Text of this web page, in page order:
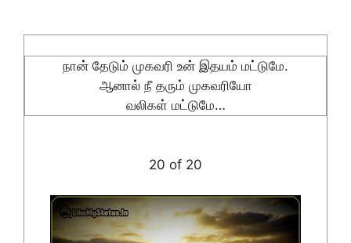
நான் தேடும் முகவரி உன் இதயம் மட்டுமே.
ஆனால் நீ தரும் முகவரியோ
வலிகள் மட்டுமே…
20 of 20